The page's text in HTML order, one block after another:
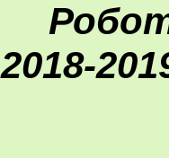
2018-